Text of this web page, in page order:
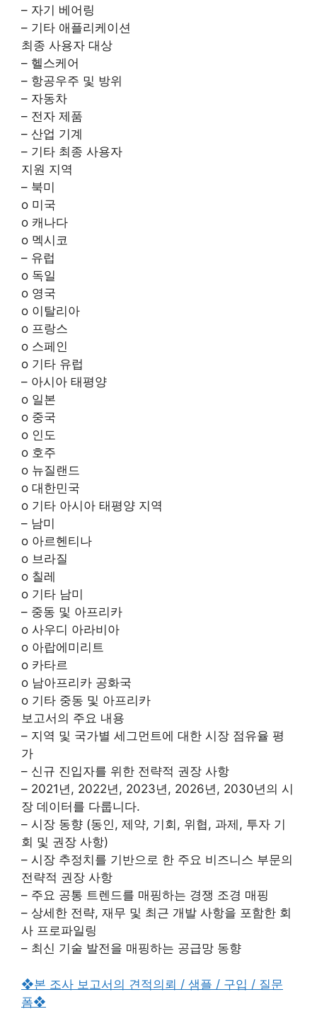
– 자기 베어링
– 기타 애플리케이션
최종 사용자 대상
– 헬스케어
– 항공우주 및 방위
– 자동차
– 전자 제품
– 산업 기계
– 기타 최종 사용자
지원 지역
– 북미
o 미국
o 캐나다
o 멕시코
– 유럽
o 독일
o 영국
o 이탈리아
o 프랑스
o 스페인
o 기타 유럽
– 아시아 태평양
o 일본
o 중국
o 인도
o 호주
o 뉴질랜드
o 대한민국
o 기타 아시아 태평양 지역
– 남미
o 아르헨티나
o 브라질
o 칠레
o 기타 남미
– 중동 및 아프리카
o 사우디 아라비아
o 아랍에미리트
o 카타르
o 남아프리카 공화국
o 기타 중동 및 아프리카
보고서의 주요 내용
– 지역 및 국가별 세그먼트에 대한 시장 점유율 평
가
– 신규 진입자를 위한 전략적 권장 사항
– 2021년, 2022년, 2023년, 2026년, 2030년의 시
장 데이터를 다룹니다.
– 시장 동향 (동인, 제약, 기회, 위협, 과제, 투자 기
회 및 권장 사항)
– 시장 추정치를 기반으로 한 주요 비즈니스 부문의
전략적 권장 사항
– 주요 공통 트렌드를 매핑하는 경쟁 조경 매핑
– 상세한 전략, 재무 및 최근 개발 사항을 포함한 회
사 프로파일링
– 최신 기술 발전을 매핑하는 공급망 동향
❖본 조사 보고서의 견적의뢰 / 샘플 / 구입 / 질문
폼❖